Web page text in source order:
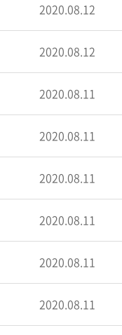
2020.08.12
2020.08.12
2020.08.11
2020.08.11
2020.08.11
2020.08.11
2020.08.11
2020.08.11